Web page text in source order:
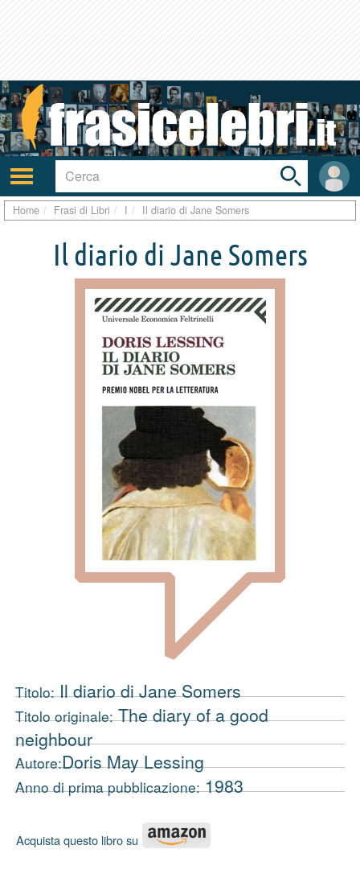
Attiva/disattiva
navigazione
User
area
Toggle
search
bar
Home Frasi di Libri I Il diario di Jane Somers
Il diario di Jane Somers
Titolo:Il diario di Jane Somers
Titolo originale:The diary of a good
neighbour
Autore:Doris May Lessing
Anno di prima pubblicazione:1983
Acquista questo libro su